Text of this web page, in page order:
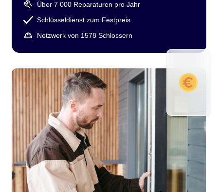
Über 7 000 Reparaturen pro Jahr
Schlüsseldienst zum Festpreis
Netzwerk von 1578 Schlossern